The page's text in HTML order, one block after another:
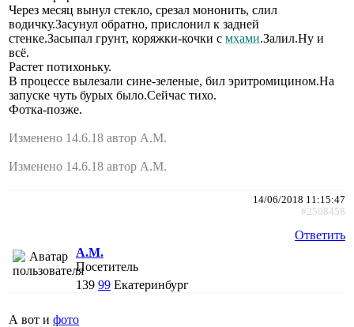
Через месяц вынул стекло, срезал мононить, слил
водичку.Засунул обратно, прислонил к задней
стенке.Засыпал грунт, коряжки-кочки с мхами.Залил.Ну и
всё.
Растет потихоньку.
В процессе вылезали сине-зеленые, бил эритромицином.На
запуске чуть бурых было.Сейчас тихо.
Фотка-позже.
Изменено 14.6.18 автор A.M.
Изменено 14.6.18 автор A.M.
14/06/2018 11:15:47
#2508458
Ответить
A.M.
Посетитель
139 99 Екатеринбург
А вот и фото